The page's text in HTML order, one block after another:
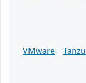
VMware
Tanzu